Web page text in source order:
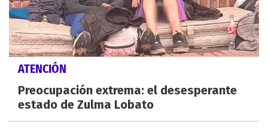
ATENCIÓN
Preocupación extrema: el desesperante
estado de Zulma Lobato